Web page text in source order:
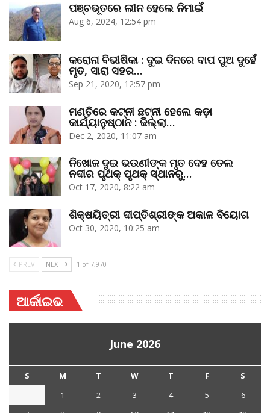
ପଞ୍ଚଭୂତରେ ଲୀନ ହେଲେ ନିମାଇଁ
Aug 6, 2024, 12:54 pm
କରୋନା ବିଭୀଷିକା : ଦୁଇ ଦିନରେ ବାପ ପୁଅ ଦୁହେଁ
ମୃତ, ସାରା ସହର…
Sep 21, 2020, 12:57 pm
ମଣ୍ତିରେ କଟ୍‌ନୀ ଛଟ୍‌ନୀ ହେଲେ କଡ଼ା
କାର୍ଯ୍ୟାନୁଷ୍ଠାନ : ଜିଲ୍ଲା…
Dec 2, 2020, 11:07 am
ନିଖୋଜ ଦୁଇ ଭଉଣୀଙ୍କ ମୃତ ଦେହ ତେଲ
ନଦୀର ପୃଥକ୍‌ ପୃଥକ୍‌ ସ୍ଥାନରୁ…
Oct 17, 2020, 8:22 am
ଶିକ୍ଷୟିତ୍ରୀ ଦୀପ୍ତିଶ୍ରୀଙ୍କ ଅକାଳ ବିୟୋଗ
Oct 30, 2020, 10:25 am
PREV NEXT 1 of 7,970
ଆର୍କାଇଭ
June 2026
S M T W T F
S
1
2 3 4 5
6